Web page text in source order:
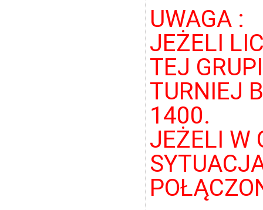
UWAGA :
JEŻELI
TEJ
TURNIEJ
1400.
JEŻELI W